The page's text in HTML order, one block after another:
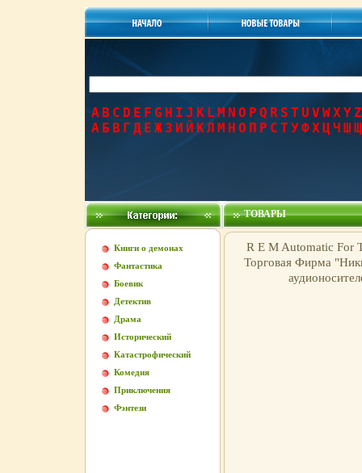
A B C D E F G H I J K L M N O P Q R S T U V WXYZ
А Б В Г Д Е Ж З И Й КЛ М Н О П Р С Т УФХЦЧ Ш Щ
Книги о демонах
Фантастика
Боевик
Детектив
Драма
Исторический
Катастрофический
Комедия
Приключения
Фэнтези
ТОВАРЫ
R E M Automatic For
Торговая Фирма